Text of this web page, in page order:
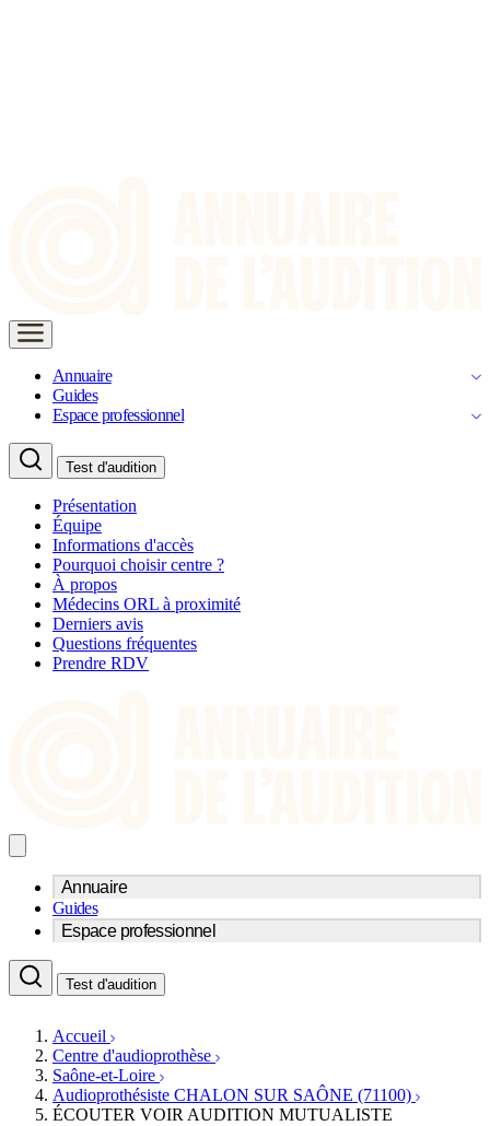
Annuaire
Guides
Espace professionnel
Test d'audition
Présentation
Équipe
Informations d'accès
Pourquoi choisir centre ?
À propos
Médecins ORL à proximité
Derniers avis
Questions fréquentes
Prendre RDV
Annuaire
Trouvez un professionnel de l'audition
Centre d'audioprothèse
Médecins ORL & Phoniatres
Écoles spécialisées
Fournisseurs
Associations
Guides
Espace professionnel
Acteurs et services
Fournisseurs
Services ORL
Orthophonistes
Formations et écoles
Organismes / Syndicats
Produits
Test d'audition
Accueil
Centre d'audioprothèse
Saône-et-Loire
Audioprothésiste CHALON SUR SAÔNE (71100)
ÉCOUTER VOIR AUDITION MUTUALISTE